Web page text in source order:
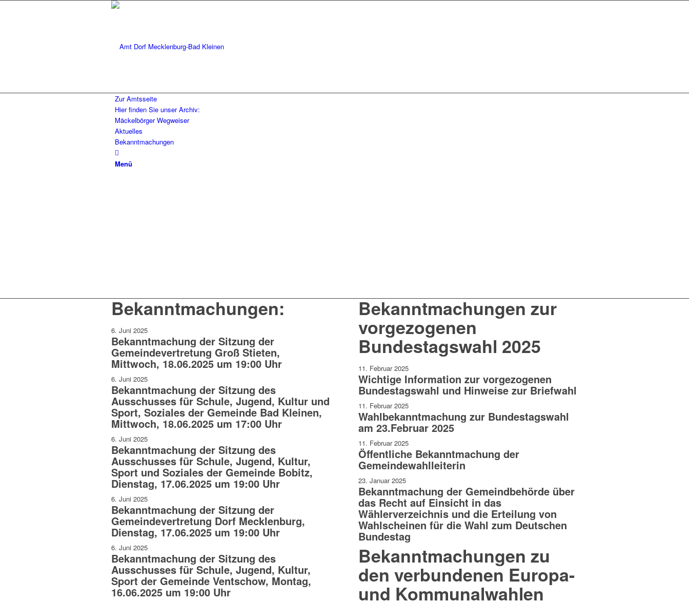
Zur Amtsseite
Hier finden Sie unser Archiv:
Mäckelbörger Wegweiser
Aktuelles
Bekanntmachungen
Menü
Bekanntmachungen:
6. Juni 2025
Bekanntmachung der Sitzung der
Gemeindevertretung Groß Stieten,
Mittwoch, 18.06.2025 um 19:00 Uhr
6. Juni 2025
Bekanntmachung der Sitzung des
Ausschusses für Schule, Jugend, Kultur und
Sport, Soziales der Gemeinde Bad Kleinen,
Mittwoch, 18.06.2025 um 17:00 Uhr
6. Juni 2025
Bekanntmachung der Sitzung des
Ausschusses für Schule, Jugend, Kultur,
Sport und Soziales der Gemeinde Bobitz,
Dienstag, 17.06.2025 um 19:00 Uhr
6. Juni 2025
Bekanntmachung der Sitzung der
Gemeindevertretung Dorf Mecklenburg,
Dienstag, 17.06.2025 um 19:00 Uhr
6. Juni 2025
Bekanntmachung der Sitzung des
Ausschusses für Schule, Jugend, Kultur,
Sport der Gemeinde Ventschow, Montag,
16.06.2025 um 19:00 Uhr
Bekanntmachungen zur
vorgezogenen
Bundestagswahl 2025
11. Februar 2025
Wichtige Information zur vorgezogenen
Bundestagswahl und Hinweise zur Briefwahl
11. Februar 2025
Wahlbekanntmachung zur Bundestagswahl
am 23.Februar 2025
11. Februar 2025
Öffentliche Bekanntmachung der
Gemeindewahlleiterin
23. Januar 2025
Bekanntmachung der Gemeindbehörde über
das Recht auf Einsicht in das
Wählerverzeichnis und die Erteilung von
Wahlscheinen für die Wahl zum Deutschen
Bundestag
Bekanntmachungen zu
den verbundenen Europa-
und Kommunalwahlen